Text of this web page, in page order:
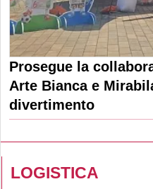
Prosegue la
Arte Bianca e
divertimento
LOGISTICA